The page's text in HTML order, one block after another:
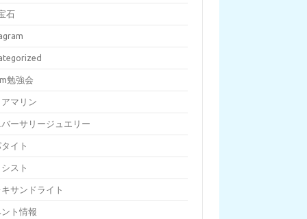
石
勉強会
マリン
ーサリージュエリー
イト
スト
サンドライト
ト情報